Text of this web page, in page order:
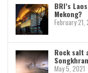
BRI’s
Mekong?
February 21,
Rock salt
May 5, 2021